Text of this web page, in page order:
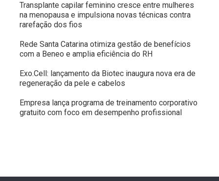
Transplante capilar feminino cresce entre mulheres
na menopausa e impulsiona novas técnicas contra
rarefação dos fios
Rede Santa Catarina otimiza gestão de benefícios
com a Beneo e amplia eficiência do RH
Exo.Cell: lançamento da Biotec inaugura nova era de
regeneração da pele e cabelos
Empresa lança programa de treinamento corporativo
gratuito com foco em desempenho profissional